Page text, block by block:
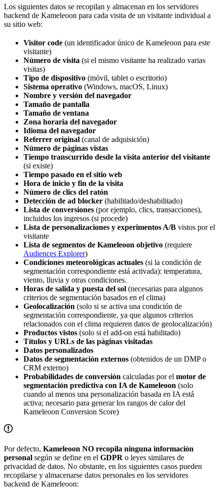
Los siguientes datos se recopilan y almacenan en los servidores
backend de Kameleoon para cada visita de un visitante individual a
su sitio web:
Visitor code (un identificador único de Kameleoon para este
visitante)
Número de visita (si el mismo visitante ha realizado varias
visitas)
Tipo de dispositivo (móvil, tablet o escritorio)
Sistema operativo (Windows, macOS, Linux)
Nombre y versión del navegador
Tamaño de pantalla
Tamaño de ventana
Zona horaria del navegador
Idioma del navegador
Referrer original (canal de adquisición)
Número de páginas vistas
Tiempo transcurrido desde la visita anterior del visitante
(si existe)
Tiempo pasado en el sitio web
Hora de inicio y fin de la visita
Número de clics del ratón
Detección de ad blocker (habilitado/deshabilitado)
Lista de conversiones (por ejemplo, clics, transacciones),
incluidos los ingresos (si procede)
Lista de personalizaciones y experimentos A/B vistos por el
visitante
Lista de segmentos de Kameleoon objetivo (requiere
Audiences Explorer)
Condiciones meteorológicas actuales (si la condición de
segmentación correspondiente está activada): temperatura,
viento, lluvia y otras condiciones.
Horas de salida y puesta del sol (necesarias para algunos
criterios de segmentación basados en el clima)
Geolocalización (solo si se activa una condición de
segmentación correspondiente, ya que algunos criterios
relacionados con el clima requieren datos de geolocalización)
Productos vistos (solo si el add-on está habilitado)
Títulos y URLs de las páginas visitadas
Datos personalizados
Datos de segmentación externos (obtenidos de un DMP o
CRM externo)
Probabilidades de conversión calculadas por el motor de
segmentación predictiva con IA de Kameleoon (solo
cuando al menos una personalización basada en IA está
activa; necesario para generar los rangos de calor del
Kameleoon Conversion Score)
Por defecto, Kameleoon NO recopila ninguna información
personal según se define en el GDPR o leyes similares de
privacidad de datos. No obstante, en los siguientes casos pueden
recopilarse y almacenarse datos personales en los servidores
backend de Kameleoon: